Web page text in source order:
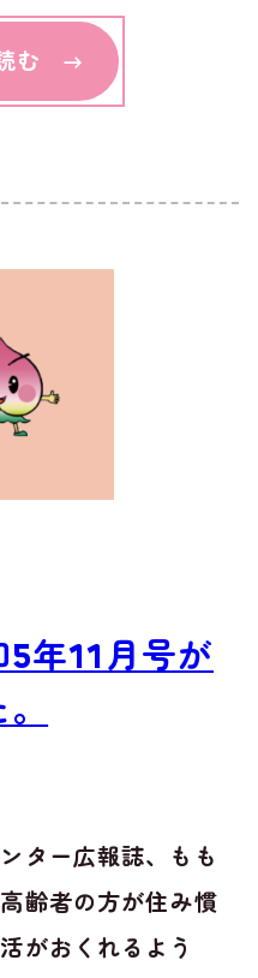
む
年11月号が
ター広報誌、もも
齢者の方が住み慣
がおくれるよう